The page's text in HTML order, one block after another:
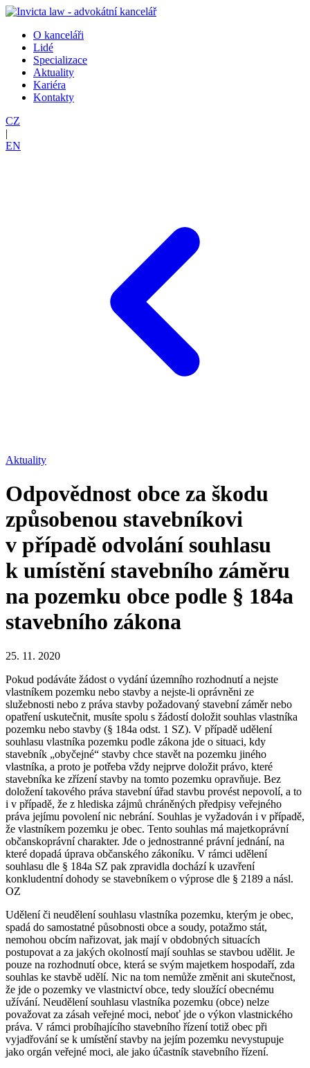
O kanceláři
Lidé
Specializace
Aktuality
Kariéra
Kontakty
CZ
|
EN
Aktuality
Odpovědnost obce za škodu
způsobenou stavebníkovi
v případě odvolání souhlasu
k umístění stavebního záměru
na pozemku obce podle § 184a
stavebního zákona
25. 11. 2020
Pokud podáváte žádost o vydání územního rozhodnutí a nejste
vlastníkem pozemku nebo stavby a nejste-li oprávněni ze
služebnosti nebo z práva stavby požadovaný stavební záměr nebo
opatření uskutečnit, musíte spolu s žádostí doložit souhlas vlastníka
pozemku nebo stavby (§ 184a odst. 1 SZ). V případě udělení
souhlasu vlastníka pozemku podle zákona jde o situaci, kdy
stavebník „obyčejné“ stavby chce stavět na pozemku jiného
vlastníka, a proto je potřeba vždy nejprve doložit právo, které
stavebníka ke zřízení stavby na tomto pozemku opravňuje. Bez
doložení takového práva stavební úřad stavbu provést nepovolí, a to
i v případě, že z hlediska zájmů chráněných předpisy veřejného
práva jejímu povolení nic nebrání. Souhlas je vyžadován i v případě,
že vlastníkem pozemku je obec. Tento souhlas má majetkoprávní
občanskoprávní charakter. Jde o jednostranné právní jednání, na
které dopadá úprava občanského zákoníku. V rámci udělení
souhlasu dle § 184a SZ pak zpravidla dochází k uzavření
konkludentní dohody se stavebníkem o výprose dle § 2189 a násl.
OZ
Udělení či neudělení souhlasu vlastníka pozemku, kterým je obec,
spadá do samostatné působnosti obce a soudy, potažmo stát,
nemohou obcím nařizovat, jak mají v obdobných situacích
postupovat a za jakých okolností mají souhlas se stavbou udělit. Je
pouze na rozhodnutí obce, která se svým majetkem hospodaří, zda
souhlas ke stavbě udělí. Nic na tom nemůže změnit ani skutečnost,
že jde o pozemky ve vlastnictví obce, tedy sloužící obecnému
užívání. Neudělení souhlasu vlastníka pozemku (obce) nelze
považovat za zásah veřejné moci, neboť jde o výkon vlastnického
práva. V rámci probíhajícího stavebního řízení totiž obec při
vyjadřování se k umístění stavby na jejím pozemku nevystupuje
jako orgán veřejné moci, ale jako účastník stavebního řízení.